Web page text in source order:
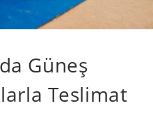
Güneş
Teslimat